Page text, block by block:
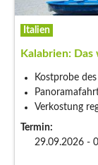
Italien
Kalabrien:
Kostprobe
Verkostung
Termin:
29.09.2026 -